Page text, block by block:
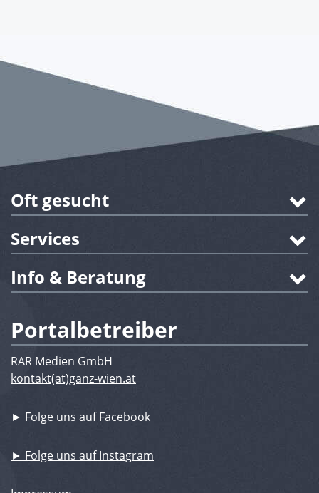
Oft gesucht
Services
Info & Beratung
Portalbetreiber
RAR Medien GmbH
kontakt(at)ganz-wien.at
► Folge uns auf Facebook
► Folge uns auf Instagram